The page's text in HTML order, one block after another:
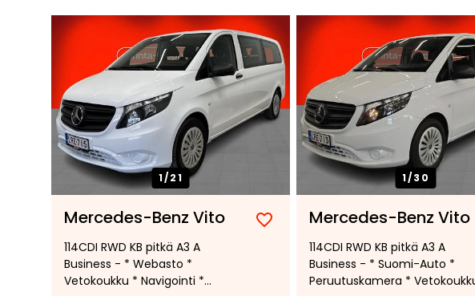
1/21
Mercedes-Benz Vito
Lisää
suosikiksi
Poista
suosikeista
114CDI RWD KB pitkä A3 A
Business - * Webasto *
Vetokoukku * Navigointi *
1/30
Mercedes-Benz Vito
114CDI RWD KB pitkä A3 A
Business - * Suomi-Auto *
Peruutuskamera *